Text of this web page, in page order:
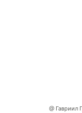
@ Гавриил